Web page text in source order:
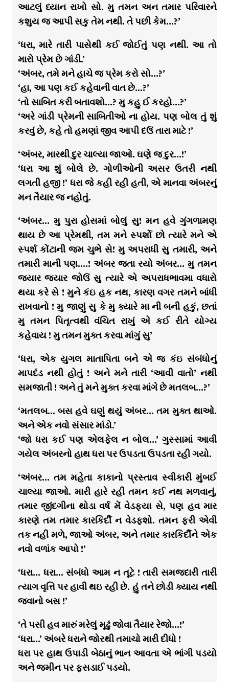
આટલું ધ્યાન રાખો સો. મુ તમન અન તમાર પરિવારને
કશુય જ આપી સકુ તેમ નથી. તે પછી કેમ…?’
‘ધરા, મારે તારી પાસેથી કઈ જોઈતું પણ નથી. આ તો
મારો પ્રેમ છે ગાંડી.’
‘અંબર, તમે મને હાચે જ પ્રેમ કરો સો…?’
‘હા, આ પણ કઈ કહેવાની વાત છે…?’
‘તો સાબિત કરી બતાવશો…? મુ કહુ ઈ કરહો…?’
‘અરે ગાંડી પ્રેમની સાબિતીઓ ના હોય. પણ બોલ તું શું
કરવું છે, કહે તો હમણાં જીવ આપી દઉં તારા માટે !’
‘અંબર, મારથી દુર ચાલ્યા જાઓ. ઘણે જ દુર…!’
‘ધરા આ શું બોલે છે. ગોળીઓની અસર ઉતરી નથી
લગતી હજી !’ ધરા જે કહી રહી હતી, એ માનવા અંબરનું
મન તૈયાર જ નહોતું.
‘અંબર… મુ પુરા હોસમાં બોલું સુ! મન હવે ગુંગળામણ
થાય છે આ પ્રેમથી, તમ મને સ્પર્શો છો ત્યારે મને એ
સ્પર્શ કોંટાની જમ ચુભે સે! મુ અપરાધી સુ તમારી, અને
તમારી માની પણ….! અંબર જતા રયો અંબર… મુ તમન
જ્યાર જ્યાર જોઉં સુ ત્યારે એ અપરાધભાવમા વધારો
થયા કરે સે ! મુને કંઇ હક નથ, કારણ વગર તમને બાંધી
રાખવાનો ! મુ જાણું સુ કે મુ ક્યારે મા ની બની હકું, છતાં
મુ તમન પિતૃત્વથી વંચિત રાખું એ કઈ રીતે યોગ્ય
કહેવાય ! મુ તમન મુક્ત કરવા માંગું સુ’
‘ધરા, એક યુગલ માતાપિતા બને એ જ કંઇ સંબંધોનું
માપદંડ નથી હોતું ! અને મને તારી ‘આવી વાતો’ નથી
સમજાતી ! અને તું મને મુક્ત કરવા માંગે છે મતલબ…?’
‘મતલબ… બસ હવે ઘણું થયું અંબર… તમ મુક્ત થાઓ.
અને એક નવો સંસાર માંડો.’
‘જો ધરા કઈ પણ એલફેલ ન બોલ…’ ગુસ્સામાં આવી
ગયેલ અંબરનો હાથ ધરા પર ઉપડતા ઉપડતા રહી ગયો.
‘અંબર… તમ મહેતા કાકાનો પ્રસ્તાવ સ્વીકારી મુંબઈ
ચાલ્યા જાઓ. મારી હારે રહી તમન કઈ નથ મળવાનું,
તમાર જીંદગીના થોડા વર્ષ મેં વેડફ્યા સે, પણ હવ માર
કારણે તમ તમાર કારકિર્દી ન વેડફ્શો. તમન ફરી એવી
તક નહી મળે, જાઓ અંબર, અને તમાર કારકિર્દીને એક
નવો વળાંક આપો !’
‘ધરા… ધરા… સંબંધો આમ ન તૂટે ! તારી સમજદારી તારી
ત્યાગ વૃત્તિ પર હાવી થઇ રહી છે. હું તને છોડી ક્યાય નથી
જવાનો બસ !’
‘તે પસી હવ મારું મરેલું મૂઢું જોવા તૈયાર રેજો…!’
‘ધરા…’ અંબરે ધરાને જોરથી તમાચો મારી દીધો !
ધરા પર હાથ ઉપાડી બેઠાનું ભાન આવતા એ ભાંગી પડયો
અને જમીન પર ફસડાઈ પડયો.